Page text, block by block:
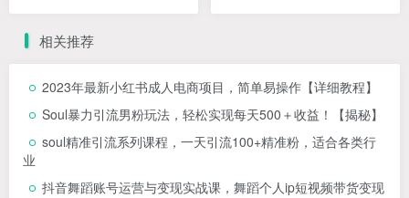
相关推荐
2023年最新小红书成人电商项目，简单易操作【详细教程】
Soul暴力引流男粉玩法，轻松实现每天500＋收益！【揭秘】
soul精准引流系列课程，一天引流100+精准粉，适合各类行
业
抖音舞蹈账号运营与变现实战课，舞蹈个人ip短视频带货变现